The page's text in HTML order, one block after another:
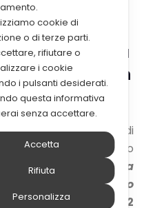
Cambia La
Materia Con
Srlha il piacere di
inviarti all’evento
Privacy: come cambia
materia con il nuovo
ore 17:30giorno
22
cookie di
o di terze parti.
rifiutare o
i cookie
i pulsanti desiderati.
questa informativa
senza accettare.
Accetta
Rifiuta
Personalizza